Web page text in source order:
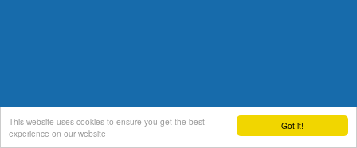
Got it!
This website uses cookies to ensure you get the best
experience on our website